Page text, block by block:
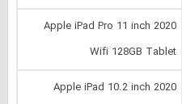
Apple iPad Pro 11 inch 2020
Wifi 128GB Tablet
Apple iPad 10.2 inch 2020